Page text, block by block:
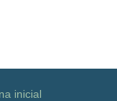
inicial